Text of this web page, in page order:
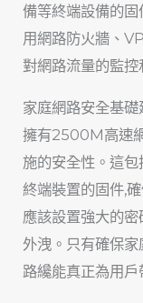
備等終端設備的
用網路防火牆、
對網路流量的監控
家庭網路安全基礎
擁有2500M高速
施的安全性。這
終端裝置的固件,
應該設置強大的密
外洩。只有確保
路纔能真正為用戶